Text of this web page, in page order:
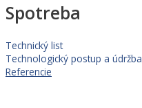
Spotreba
Technický list
Technologický postup a údržba
Referencie